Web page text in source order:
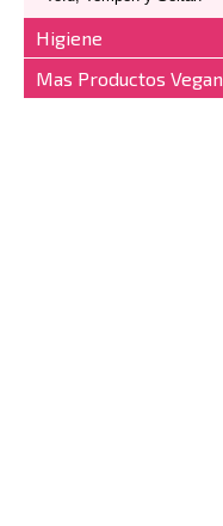
Higiene
Mas Productos Vegan